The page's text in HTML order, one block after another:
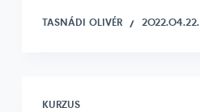
TASNÁDI OLIVÉR 2022.04.22.
KURZUS